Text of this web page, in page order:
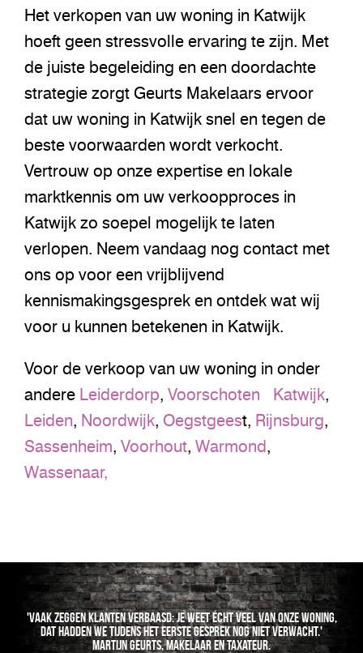
Het verkopen van uw woning in Katwijk
hoeft geen stressvolle ervaring te zijn. Met
de juiste begeleiding en een doordachte
strategie zorgt Geurts Makelaars ervoor
dat uw woning in Katwijk snel en tegen de
beste voorwaarden wordt verkocht.
Vertrouw op onze expertise en lokale
marktkennis om uw verkoopproces in
Katwijk zo soepel mogelijk te laten
verlopen. Neem vandaag nog contact met
ons op voor een vrijblijvend
kennismakingsgesprek en ontdek wat wij
voor u kunnen betekenen in Katwijk.
Voor de verkoop van uw woning in onder
andere Leiderdorp, Voorschoten Katwijk,
Leiden, Noordwijk, Oegstgeest, Rijnsburg,
Sassenheim, Voorhout, Warmond,
Wassenaar,
'Vaak zeggen klanten verbaasd: je weet écht veel van onze woning,
dat hadden we tijdens het eerste gesprek nog niet verwacht.'
Martijn Geurts, makelaar en taxateur.